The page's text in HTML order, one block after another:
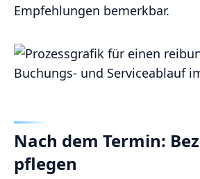
Empfehlungen bemerkbar.
Nach dem Termin:
pflegen